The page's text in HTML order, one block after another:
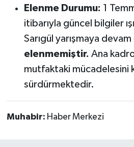
Elenme Durumu: 1
itibarıyla güncel bilgiler
Sarıgül yarışmaya
elenmemiştir. Ana
mutfaktaki mücadelesini
sürdürmektedir.
Muhabir: Haber Merkezi
Susurluk
TARİHTE BUGÜN
Trend